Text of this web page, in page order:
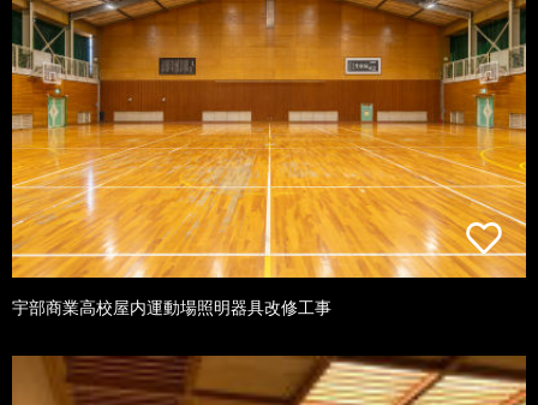
宇部商業高校屋内運動場照明器具改修工事